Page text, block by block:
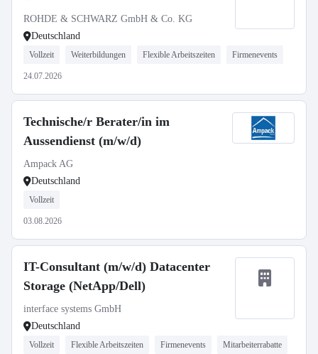
ROHDE & SCHWARZ GmbH & Co. KG
Deutschland
Vollzeit Weiterbildungen Flexible Arbeitszeiten Firmenevents
24.07.2026
Technische/r Berater/in im
Aussendienst (m/w/d)
Ampack AG
Deutschland
Vollzeit
03.08.2026
IT-Consultant (m/w/d) Datacenter
Storage (NetApp/Dell)
interface systems GmbH
Deutschland
Vollzeit Flexible Arbeitszeiten Firmenevents Mitarbeiterrabatte